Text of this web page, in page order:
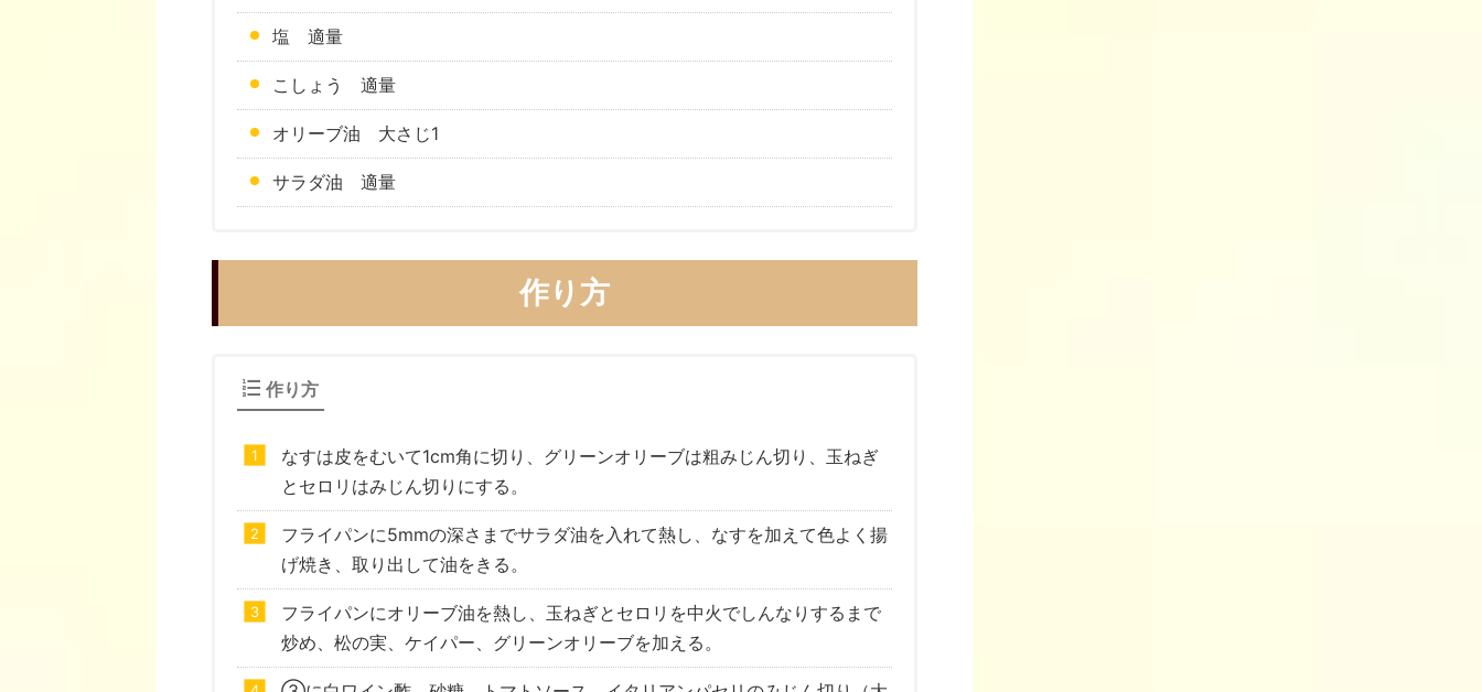
塩 適量
こしょう 適量
オリーブ油 大さじ1
サラダ油 適量
作り方
作り方
なすは皮をむいて1cm角に切り、グリーンオリーブは粗みじん切り、玉ねぎ
とセロリはみじん切りにする。
フライパンに5mmの深さまでサラダ油を入れて熱し、なすを加えて色よく揚
げ焼き、取り出して油をきる。
フライパンにオリーブ油を熱し、玉ねぎとセロリを中火でしんなりするまで
炒め、松の実、ケイパー、グリーンオリーブを加える。